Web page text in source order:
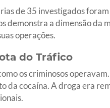
de 35 investigados
demonstra a dimensão
operações.
do Tráfico
os criminosos
da cocaína. A droga era